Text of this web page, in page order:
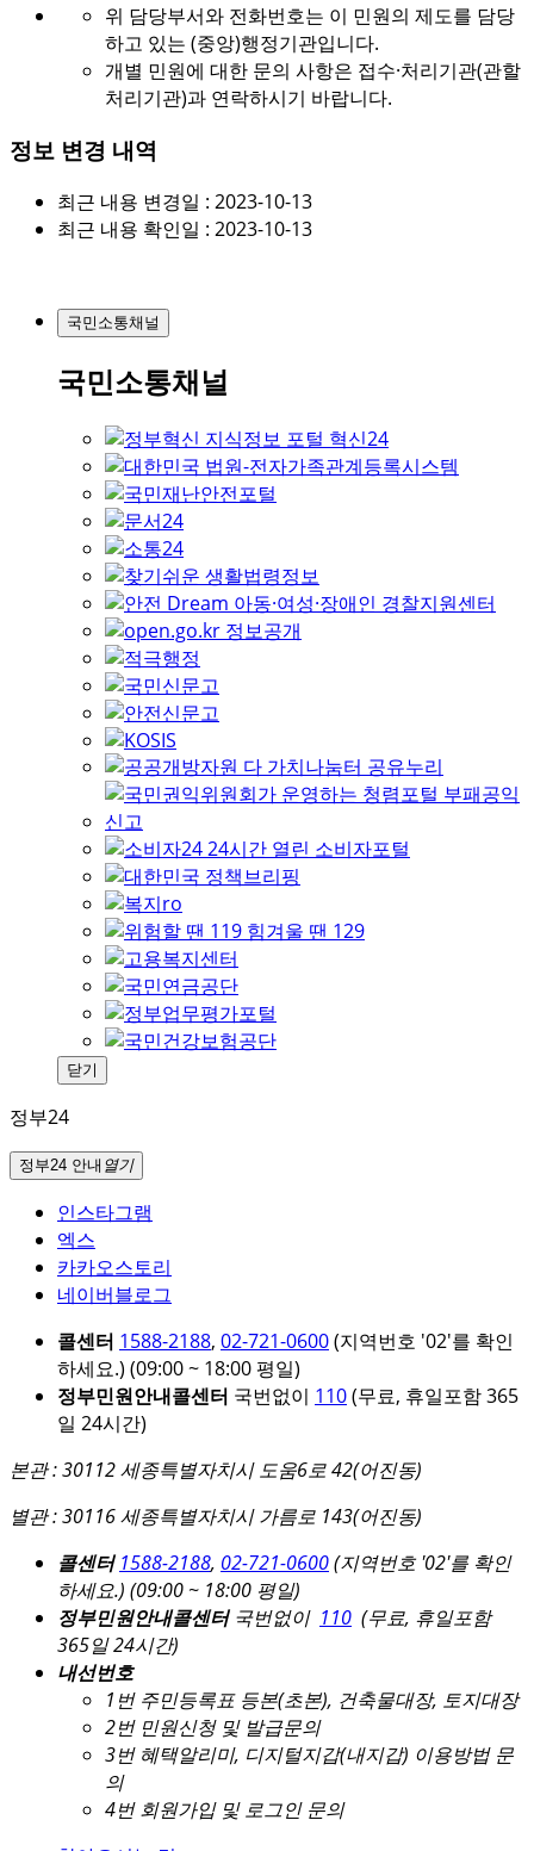
위 담당부서와 전화번호는 이 민원의 제도를 담당
하고 있는 (중앙)행정기관입니다.
개별 민원에 대한 문의 사항은 접수·처리기관(관할
처리기관)과 연락하시기 바랍니다.
정보 변경 내역
최근 내용 변경일 : 2023-10-13
최근 내용 확인일 : 2023-10-13
국민소통채널
국민소통채널
닫기
정부24
정부24 안내 열기
인스타그램
엑스
카카오스토리
네이버블로그
콜센터 1588-2188, 02-721-0600(지역번호 '02'를 확인
하세요.) (09:00 ~ 18:00 평일)
정부민원안내콜센터 국번없이 110(무료, 휴일포함 365
일 24시간)
본관 : 30112 세종특별자치시 도움6로 42(어진동)
별관 : 30116 세종특별자치시 가름로 143(어진동)
콜센터 1588-2188, 02-721-0600(지역번호 '02'를 확인
하세요.) (09:00 ~ 18:00 평일)
정부민원안내콜센터국번없이 110 (무료, 휴일포함
365일 24시간)
내선번호
1번 주민등록표 등본(초본), 건축물대장, 토지대장
2번 민원신청 및 발급문의
3번 혜택알리미, 디지털지갑(내지갑) 이용방법 문
의
4번 회원가입 및 로그인 문의